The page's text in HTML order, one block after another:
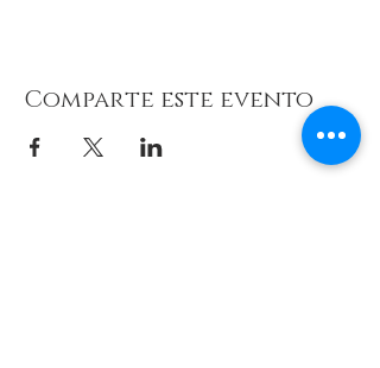
Comparte este evento